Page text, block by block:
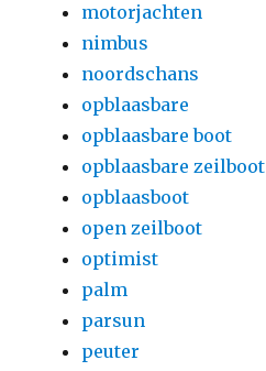
motorjachten
nimbus
noordschans
opblaasbare
opblaasbare boot
opblaasbare zeilboot
opblaasboot
open zeilboot
optimist
palm
parsun
peuter